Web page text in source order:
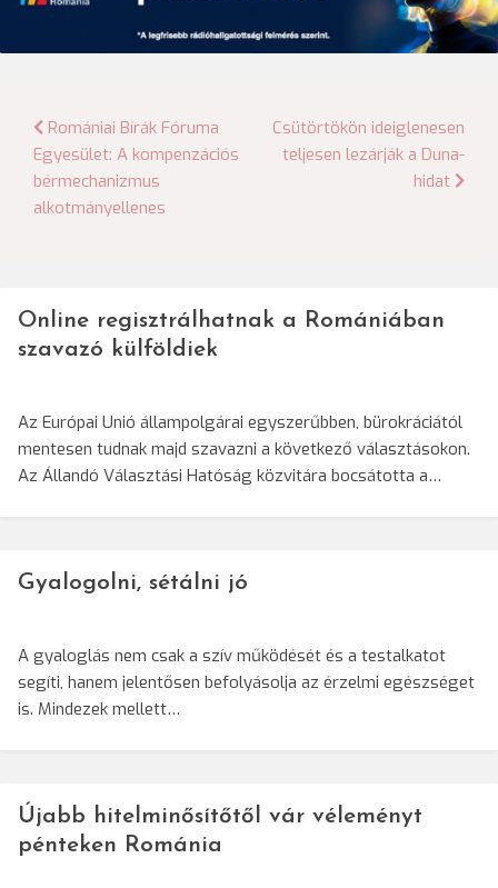
Bejegyzés
navigáció
Romániai Bírák Fóruma
Egyesület: A kompenzációs
bérmechanizmus
alkotmányellenes
Csütörtökön ideiglenesen
teljesen lezárják a Duna-
hidat
Online regisztrálhatnak a Romániában
szavazó külföldiek
Az Európai Unió állampolgárai egyszerűbben, bürokráciától
mentesen tudnak majd szavazni a következő választásokon.
Az Állandó Választási Hatóság közvitára bocsátotta a…
Gyalogolni, sétálni jó
A gyaloglás nem csak a szív működését és a testalkatot
segíti, hanem jelentősen befolyásolja az érzelmi egészséget
is. Mindezek mellett…
Újabb hitelminősítőtől vár véleményt
pénteken Románia